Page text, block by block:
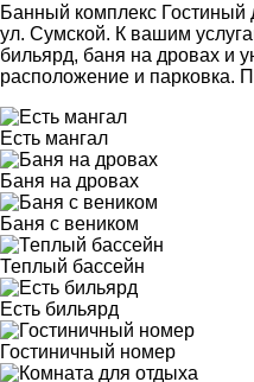
Банный комплекс Гостиный
ул. Сумской. К вашим
бильярд, баня на дровах и
расположение и парковка.
Есть мангал
Баня на дровах
Баня с веником
Теплый бассейн
Есть бильярд
Гостиничный номер